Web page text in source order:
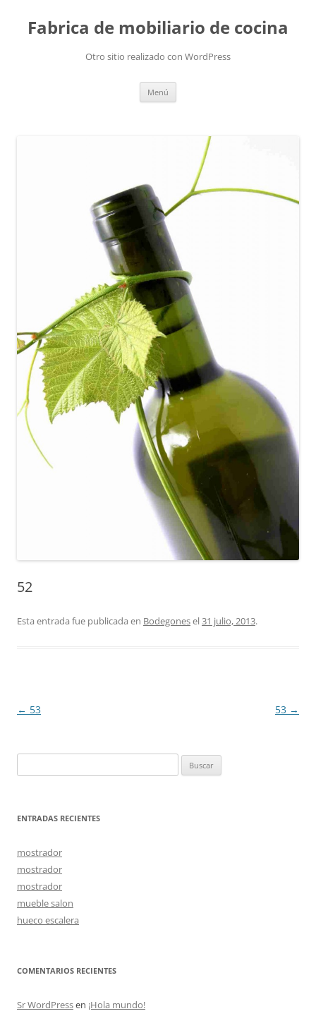
Fabrica de mobiliario de cocina
Otro sitio realizado con WordPress
Menú
52
Esta entrada fue publicada en Bodegonesel31 julio, 2013.
Navegación
← 53 53 →
ENTRADAS RECIENTES
mostrador
mostrador
mostrador
mueble salon
hueco escalera
COMENTARIOS RECIENTES
Sr WordPressen ¡Hola mundo!